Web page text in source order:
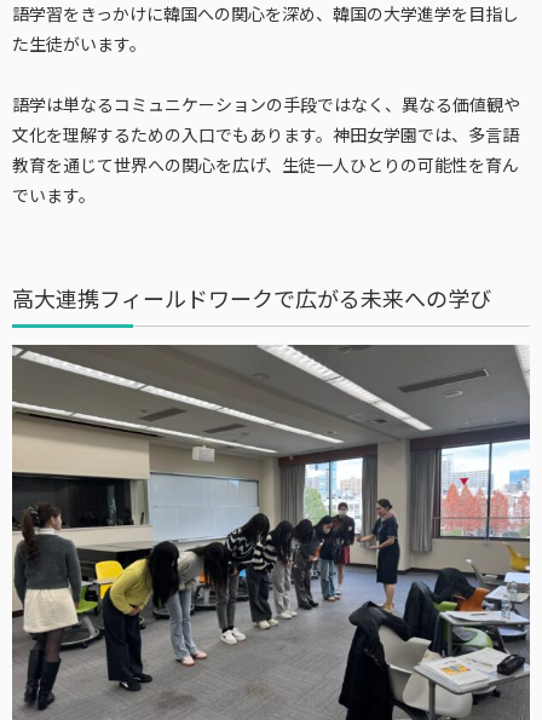
語学習をきっかけに韓国への関心を深め、韓国の大学進学を目指し
た生徒がいます。
語学は単なるコミュニケーションの手段ではなく、異なる価値観や
文化を理解するための入口でもあります。神田女学園では、多言語
教育を通じて世界への関心を広げ、生徒一人ひとりの可能性を育ん
でいます。
高大連携フィールドワークで広がる未来への学び